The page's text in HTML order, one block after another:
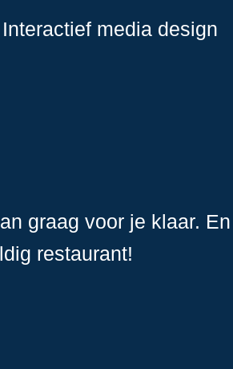
Interactief media design
graag voor je klaar.
restaurant!